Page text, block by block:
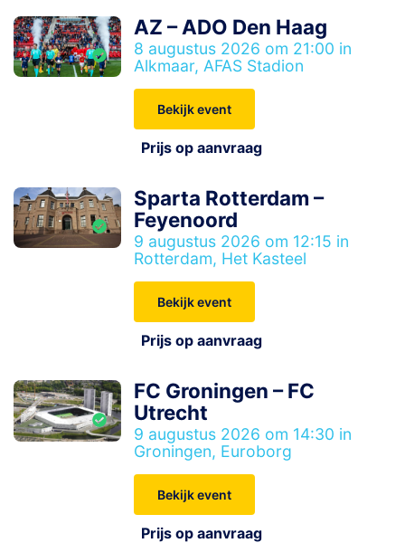
AZ – ADO Den Haag
8 augustus 2026 om 21:00 in
Alkmaar, AFAS Stadion
Bekijk event
Prijs op aanvraag
Sparta Rotterdam –
Feyenoord
9 augustus 2026 om 12:15 in
Rotterdam, Het Kasteel
Bekijk event
Prijs op aanvraag
FC Groningen – FC
Utrecht
9 augustus 2026 om 14:30 in
Groningen, Euroborg
Bekijk event
Prijs op aanvraag